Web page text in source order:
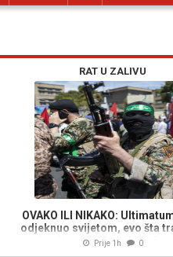
RAT U ZALIVU
OVAKO ILI NIKAKO:
odjeknuo svijetom, evo šta
Sjedinjenih Američkih
Prije 1h 0